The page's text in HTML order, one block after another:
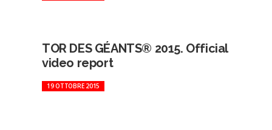
TOR DES GÉANTS® 2015. Official
video report
19 OTTOBRE 2015